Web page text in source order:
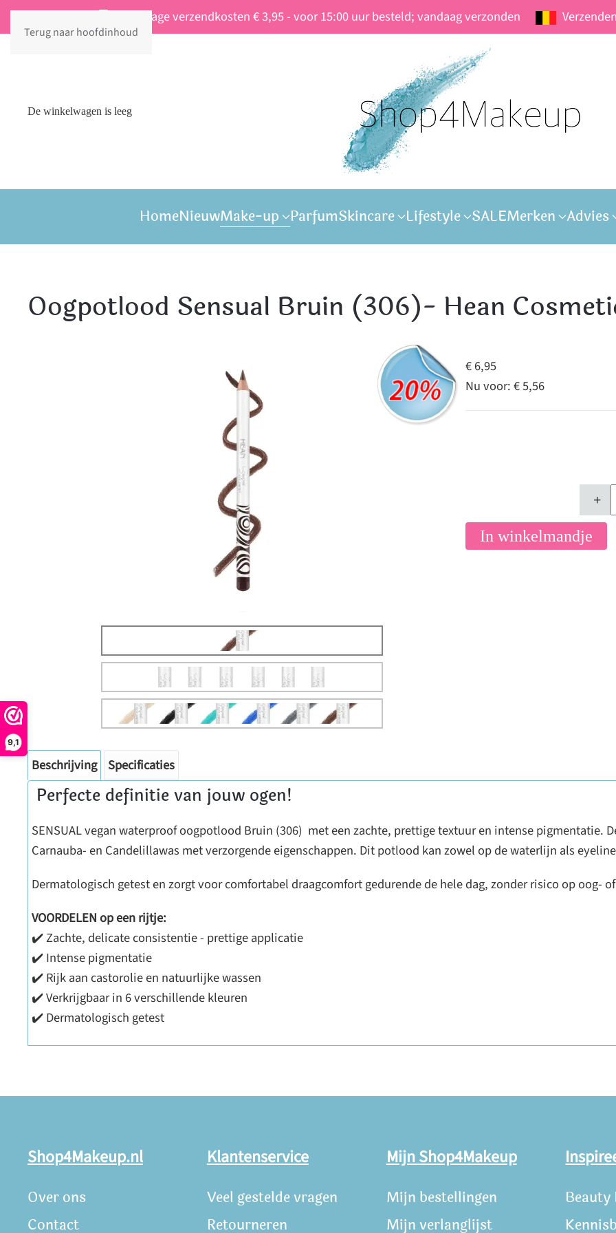
9,1
Terug naar hoofdinhoud
Vaste lage verzendkosten € 3,95 - voor 15:00 uur besteld; vandaag verzonden
De winkelwagen is leeg
HomeNieuwMake-up ParfumSkincare Lifestyle SALEMerken Advies
Oogpotlood Sensual Bruin (306)- Hean
€ 6,95
Nu voor:€ 5,56
+
In winkelmandje
Beschrijving Specificaties
Perfecte definitie van jouw ogen!
SENSUAL vegan waterproof oogpotlood Bruin (306) met een zachte, prettige textuur en intense
Carnauba- en Candelillawas met verzorgende eigenschappen. Dit potlood kan zowel op de waterlijn als
Dermatologisch getest en zorgt voor comfortabel draagcomfort gedurende de hele dag, zonder risico op oog-
VOORDELEN op een rijtje:
✔️ Zachte, delicate consistentie - prettige applicatie
✔️ Intense pigmentatie
✔️ Rijk aan castorolie en natuurlijke wassen
✔️ Verkrijgbaar in 6 verschillende kleuren
✔️ Dermatologisch getest
Shop4Makeup.nl
Over ons
Contact
Klantenservice
Veel gestelde vragen
Retourneren
Mijn Shop4Makeup
Mijn bestellingen
Mijn verlanglijst
Beauty